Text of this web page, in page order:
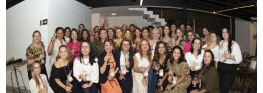
Hot Wheels Monster Trucks Live™ confirma Belo Horizonte na turnê América do Sul 2027